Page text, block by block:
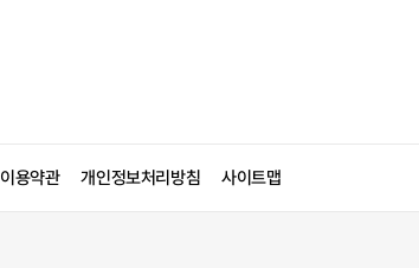
이용약관 개인정보처리방침 사이트맵